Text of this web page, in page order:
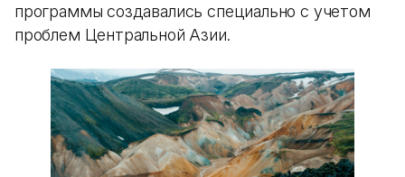
программы создавались специально с учетом
проблем Центральной Азии.